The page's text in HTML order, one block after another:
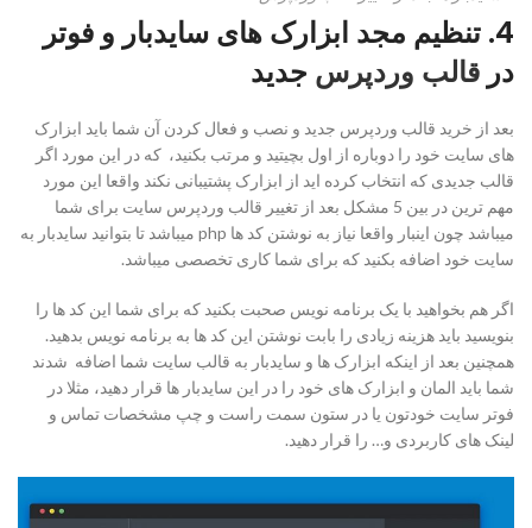
4. تنظیم مجد ابزارک های سایدبار و فوتر
در قالب وردپرس جدید
بعد از خرید قالب وردپرس جدید و نصب و فعال کردن آن شما باید ابزارک
های سایت خود را دوباره از اول بچیتید و مرتب بکنید، که در این مورد اگر
قالب جدیدی که انتخاب کرده اید از ابزارک پشتیبانی نکند واقعا این مورد
مهم ترین در بین 5 مشکل بعد از تغییر قالب وردپرس سایت برای شما
میباشد چون اینبار واقعا نیاز به نوشتن کد ها php میباشد تا بتوانید سایدبار به
سایت خود اضافه بکنید که برای شما کاری تخصصی میباشد.
اگر هم بخواهید با یک برنامه نویس صحبت بکنید که برای شما این کد ها را
بنویسید باید هزینه زیادی را بابت نوشتن این کد ها به برنامه نویس بدهید.
همچنین بعد از اینکه ابزارک ها و سایدبار به قالب سایت شما اضافه شدند
شما باید المان و ابزارک های خود را در این سایدبار ها قرار دهید، مثلا در
فوتر سایت خودتون یا در ستون سمت راست و چپ مشخصات تماس و
لینک های کاربردی و… را قرار دهید.